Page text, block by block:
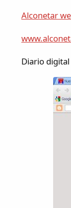
Alconetar
Diario